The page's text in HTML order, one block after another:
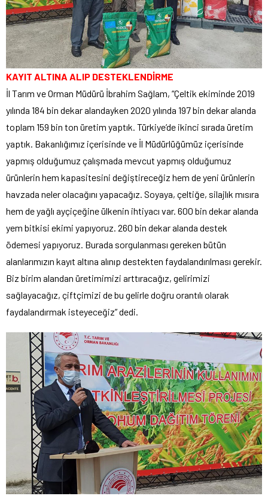
KAYIT ALTINA ALIP DESTEKLENDİRME
İl Tarım ve Orman Müdürü İbrahim Sağlam, “Çeltik ekiminde 2019
yılında 184 bin dekar alandayken 2020 yılında 197 bin dekar alanda
toplam 159 bin ton üretim yaptık. Türkiye’de ikinci sırada üretim
yaptık. Bakanlığımız içerisinde ve İl Müdürlüğümüz içerisinde
yapmış olduğumuz çalışmada mevcut yapmış olduğumuz
ürünlerin hem kapasitesini değiştireceğiz hem de yeni ürünlerin
havzada neler olacağını yapacağız. Soyaya, çeltiğe, silajlık mısıra
hem de yağlı ayçiçeğine ülkenin ihtiyacı var. 600 bin dekar alanda
yem bitkisi ekimi yapıyoruz. 260 bin dekar alanda destek
ödemesi yapıyoruz. Burada sorgulanması gereken bütün
alanlarımızın kayıt altına alınıp destekten faydalandırılması gerekir.
Biz birim alandan üretimimizi arttıracağız, gelirimizi
sağlayacağız, çiftçimizi de bu gelirle doğru orantılı olarak
faydalandırmak isteyeceğiz” dedi.